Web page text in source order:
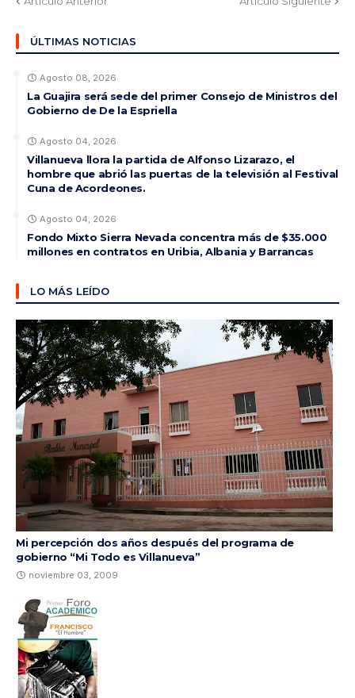
ÚLTIMAS NOTICIAS
Agosto 08, 2026
La Guajira será sede del primer Consejo de Ministros del
Gobierno de De la Espriella
Agosto 04, 2026
Villanueva llora la partida de Alfonso Lizarazo, el
hombre que abrió las puertas de la televisión al Festival
Cuna de Acordeones.
Agosto 04, 2026
Fondo Mixto Sierra Nevada concentra más de $35.000
millones en contratos en Uribia, Albania y Barrancas
LO MÁS LEÍDO
Mi percepción dos años después del programa de
gobierno “Mi Todo es Villanueva”
noviembre 03, 2009